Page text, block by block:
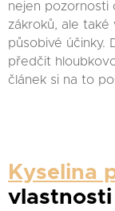
nejen pozornosti
zákroků, ale také
působivé účinky.
předčit
článek si na to
Kyselina